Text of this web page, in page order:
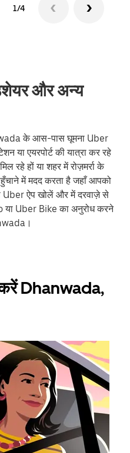
1/4
और अन्य
के आस-पास घूमना Uber
एयरपोर्ट की यात्रा कर रहे
रहे हों या शहर में रोज़मर्रा के
में मदद करता है जहाँ आपको
Uber ऐप खोलें और में दरवाज़े से
Uber Bike का अनुरोध करने
करें Dhanwada,